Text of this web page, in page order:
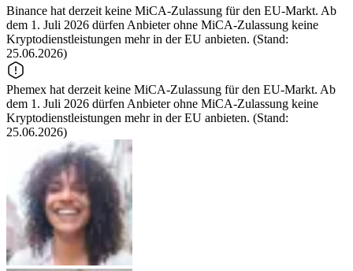
Binance hat derzeit keine MiCA-Zulassung für den EU-Markt. Ab
dem 1. Juli 2026 dürfen Anbieter ohne MiCA-Zulassung keine
Kryptodienstleistungen mehr in der EU anbieten. (Stand:
25.06.2026)
Phemex hat derzeit keine MiCA-Zulassung für den EU-Markt. Ab
dem 1. Juli 2026 dürfen Anbieter ohne MiCA-Zulassung keine
Kryptodienstleistungen mehr in der EU anbieten. (Stand:
25.06.2026)